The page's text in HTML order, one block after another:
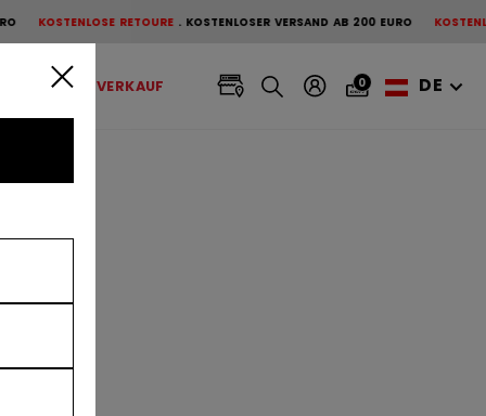
RETOURE KOSTENLOSER VERSAND AB 200 EUROKOSTENLOSE
BANDY AUSVERKAUF 0 DE